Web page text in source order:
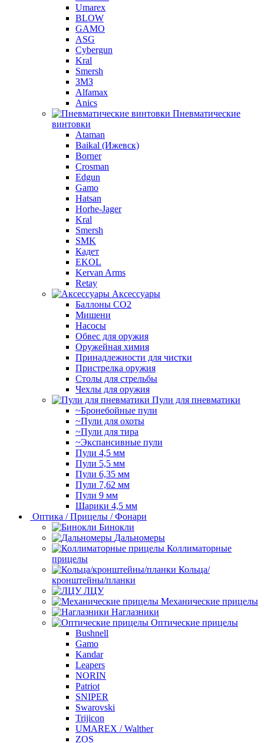
Umarex
BLOW
GAMO
ASG
Cybergun
Kral
Smersh
ЗМЗ
Alfamax
Anics
Пневматические
винтовки
Ataman
Baikal (Ижевск)
Borner
Crosman
Edgun
Gamo
Hatsan
Horhe-Jager
Kral
Smersh
SMK
Кадет
EKOL
Kervan Arms
Retay
Аксессуары
Баллоны СО2
Мишени
Насосы
Обвес для оружия
Оружейная химия
Принадлежности для чистки
Пристрелка оружия
Столы для стрельбы
Чехлы для оружия
Пули для пневматики
~Бронебойные пули
~Пули для охоты
~Пули для тира
~Экспансивные пули
Пули 4,5 мм
Пули 5,5 мм
Пули 6,35 мм
Пули 7,62 мм
Пули 9 мм
Шарики 4,5 мм
Оптика / Прицелы / Фонари
Бинокли
Дальномеры
Коллиматорные
прицелы
Кольца/
кронштейны/планки
ЛЦУ
Механические прицелы
Наглазники
Оптические прицелы
Bushnell
Gamo
Kandar
Leapers
NORIN
Patriot
SNIPER
Swarovski
Trijicon
UMAREX / Walther
ZOS